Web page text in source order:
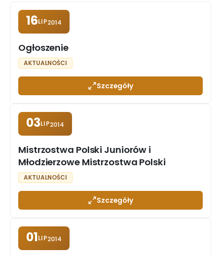
16LIP2014
Ogłoszenie
AKTUALNOŚCI
Szczegóły
03LIP2014
Mistrzostwa Polski Juniorów i
Młodzierzowe Mistrzostwa Polski
AKTUALNOŚCI
Szczegóły
01LIP2014